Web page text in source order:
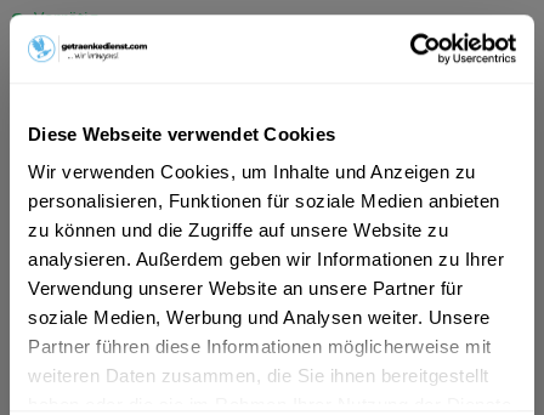
Diese Webseite verwendet Cookies
Wir verwenden Cookies, um Inhalte und Anzeigen zu
personalisieren, Funktionen für soziale Medien anbieten
zu können und die Zugriffe auf unsere Website zu
analysieren. Außerdem geben wir Informationen zu Ihrer
Verwendung unserer Website an unsere Partner für
soziale Medien, Werbung und Analysen weiter. Unsere
Partner führen diese Informationen möglicherweise mit
weiteren Daten zusammen, die Sie ihnen bereitgestellt
Vorrätig
Artikel-Nr.:
38675
Verfügbar in:
Astenberg, Bradl, Dikat, Ehrenstall, Erlach, Rofansiedlung,
Tiergarten, Wiesing, Brixlegg, Mehrn, Zimmermoos
Ziller, Bruckerberg, Imming, Reith im Alpbachtal,Buch
Vomp, Vomperbach, Vomperberg,Fischl, Jenbach, Strass im
Zillertal, Tratzberg,Fritzens,Fügen, Gagering, Kapfing,
Kleinboden, Schlitters,Hygna, Reith im Alpbachtal, Scheffach
Kolsass
Kolsassberg Mariatal, Voldöpp Münster Pill
Schlagturn, Stans ,Schlitters,Schlitters, Strass im Zillertal,
Schwaz,Wattens, Weer